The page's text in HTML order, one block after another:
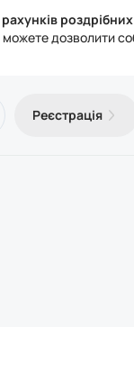
роздрібних
дозволити
Реєстрація